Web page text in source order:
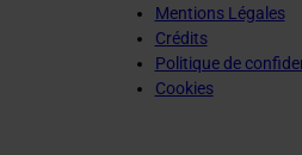
Mentions Légales
Crédits
Politique de
Cookies